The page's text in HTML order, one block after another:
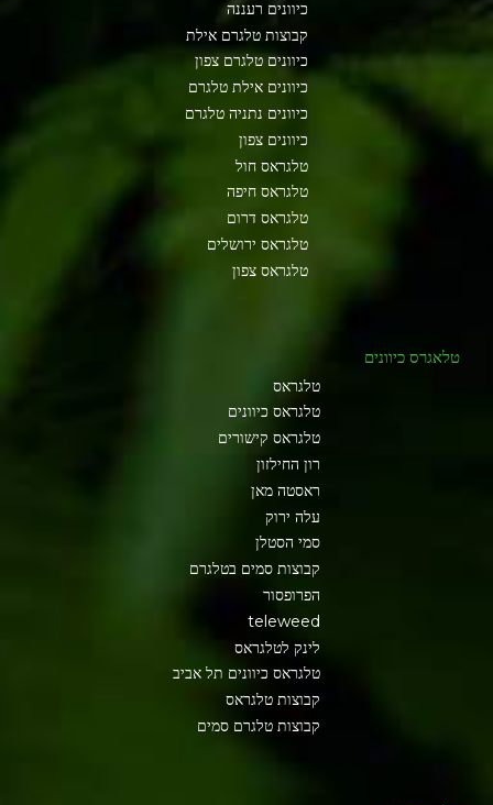
כיוונים רעננה
קבוצות טלגרם אילת
כיוונים טלגרם צפון
כיוונים אילת טלגרם
כיוונים נתניה טלגרם
כיוונים צפון
טלגראס חול
טלגראס חיפה
טלגראס דרום
טלגראס ירושלים
טלגראס צפון
טלאגרס כיוונים
טלגראס
טלגראס כיוונים
טלגראס קישורים
רון החילזון
ראסטה מאן
עלה ירוק
סמי הסטלן
קבוצות סמים בטלגרם
הפרופסור
teleweed
לינק לטלגראס
טלגראס כיוונים תל אביב
קבוצות טלגראס
קבוצות טלגרם סמים